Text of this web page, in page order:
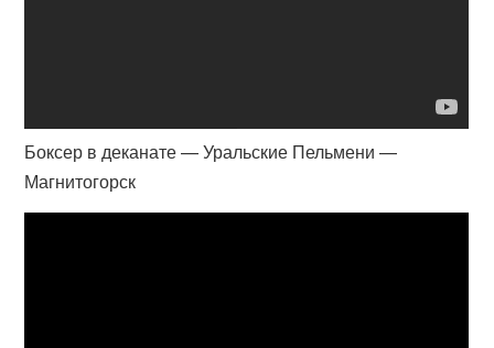
Боксер в деканате — Уральские Пельмени —
Магнитогорск